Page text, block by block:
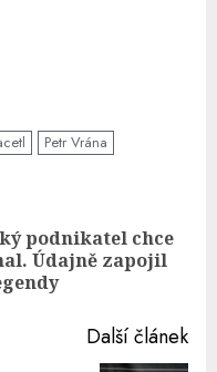
Petr Vrána
podnikatel chce
Údajně zapojil
Další článek